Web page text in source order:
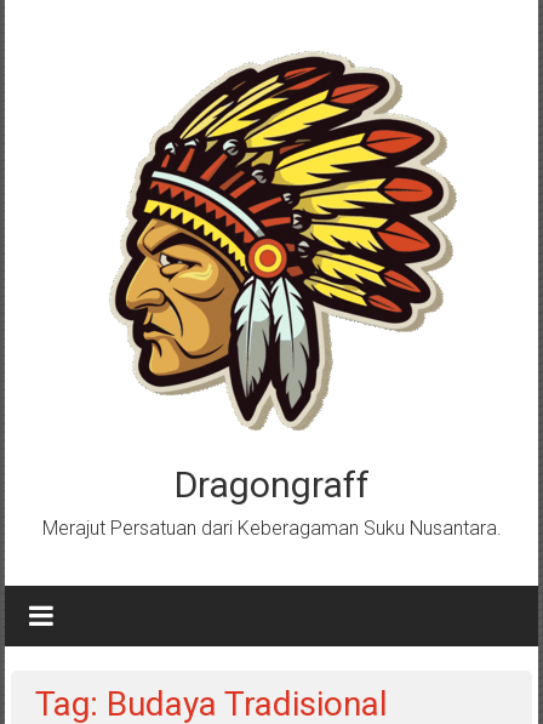
Dragongraff
Merajut Persatuan dari Keberagaman Suku Nusantara.
Tag: Budaya Tradisional